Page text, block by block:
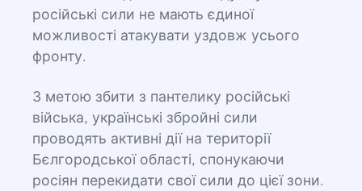
російські сили не мають єдиної
можливості атакувати уздовж усього
фронту.
З метою збити з пантелику російські
війська, українські збройні сили
проводять активні дії на території
Бєлгородської області, спонукаючи
росіян перекидати свої сили до цієї зони.